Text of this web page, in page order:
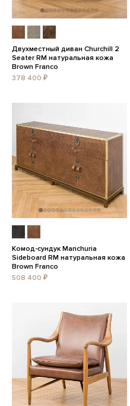
Двухместный диван Churchill 2
Seater RM натуральная кожа
Brown Franco
378 400 ₽
Комод-сундук Manchuria
Sideboard RM натуральная кожа
Brown Franco
508 400 ₽